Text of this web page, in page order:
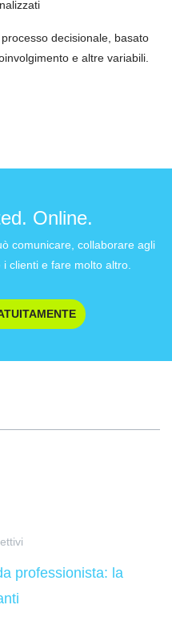
decisionale, basato
e altre variabili.
Online.
comunicare, collaborare agli
clienti e fare molto altro.
professionista: la